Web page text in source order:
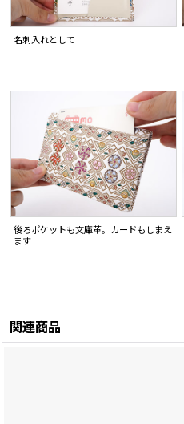
名刺入れとして
後ろポケットも文庫革。カードもしまえ
ます
関連商品